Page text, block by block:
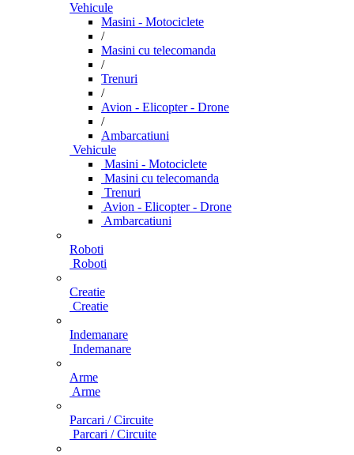
Vehicule
Masini - Motociclete
/
Masini cu telecomanda
/
Trenuri
/
Avion - Elicopter - Drone
/
Ambarcatiuni
Vehicule
Masini - Motociclete
Masini cu telecomanda
Trenuri
Avion - Elicopter - Drone
Ambarcatiuni
Roboti
Roboti
Creatie
Creatie
Indemanare
Indemanare
Arme
Arme
Parcari / Circuite
Parcari / Circuite